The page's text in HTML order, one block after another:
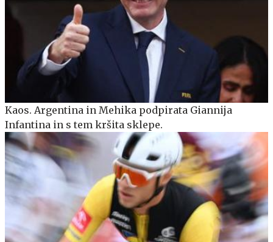
Kaos. Argentina in Mehika podpirata Giannija
Infantina in s tem kršita sklepe.